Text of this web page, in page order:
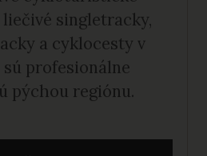
singletracky,
a cyklocesty v
profesionálne
pýchou regiónu.